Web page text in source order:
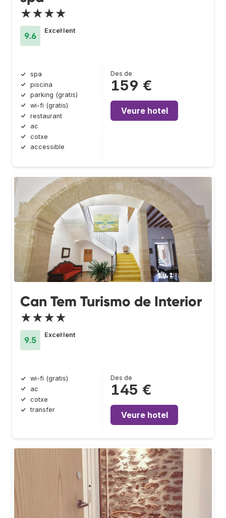
★★★★
9.6
Excel·lent
spa
piscina
parking (gratis)
wi-fi (gratis)
restaurant
ac
cotxe
accessible
Des de
159 €
Veure hotel
Can Tem Turismo de Interior
★★★★
9.5
Excel·lent
wi-fi (gratis)
ac
cotxe
transfer
Des de
145 €
Veure hotel